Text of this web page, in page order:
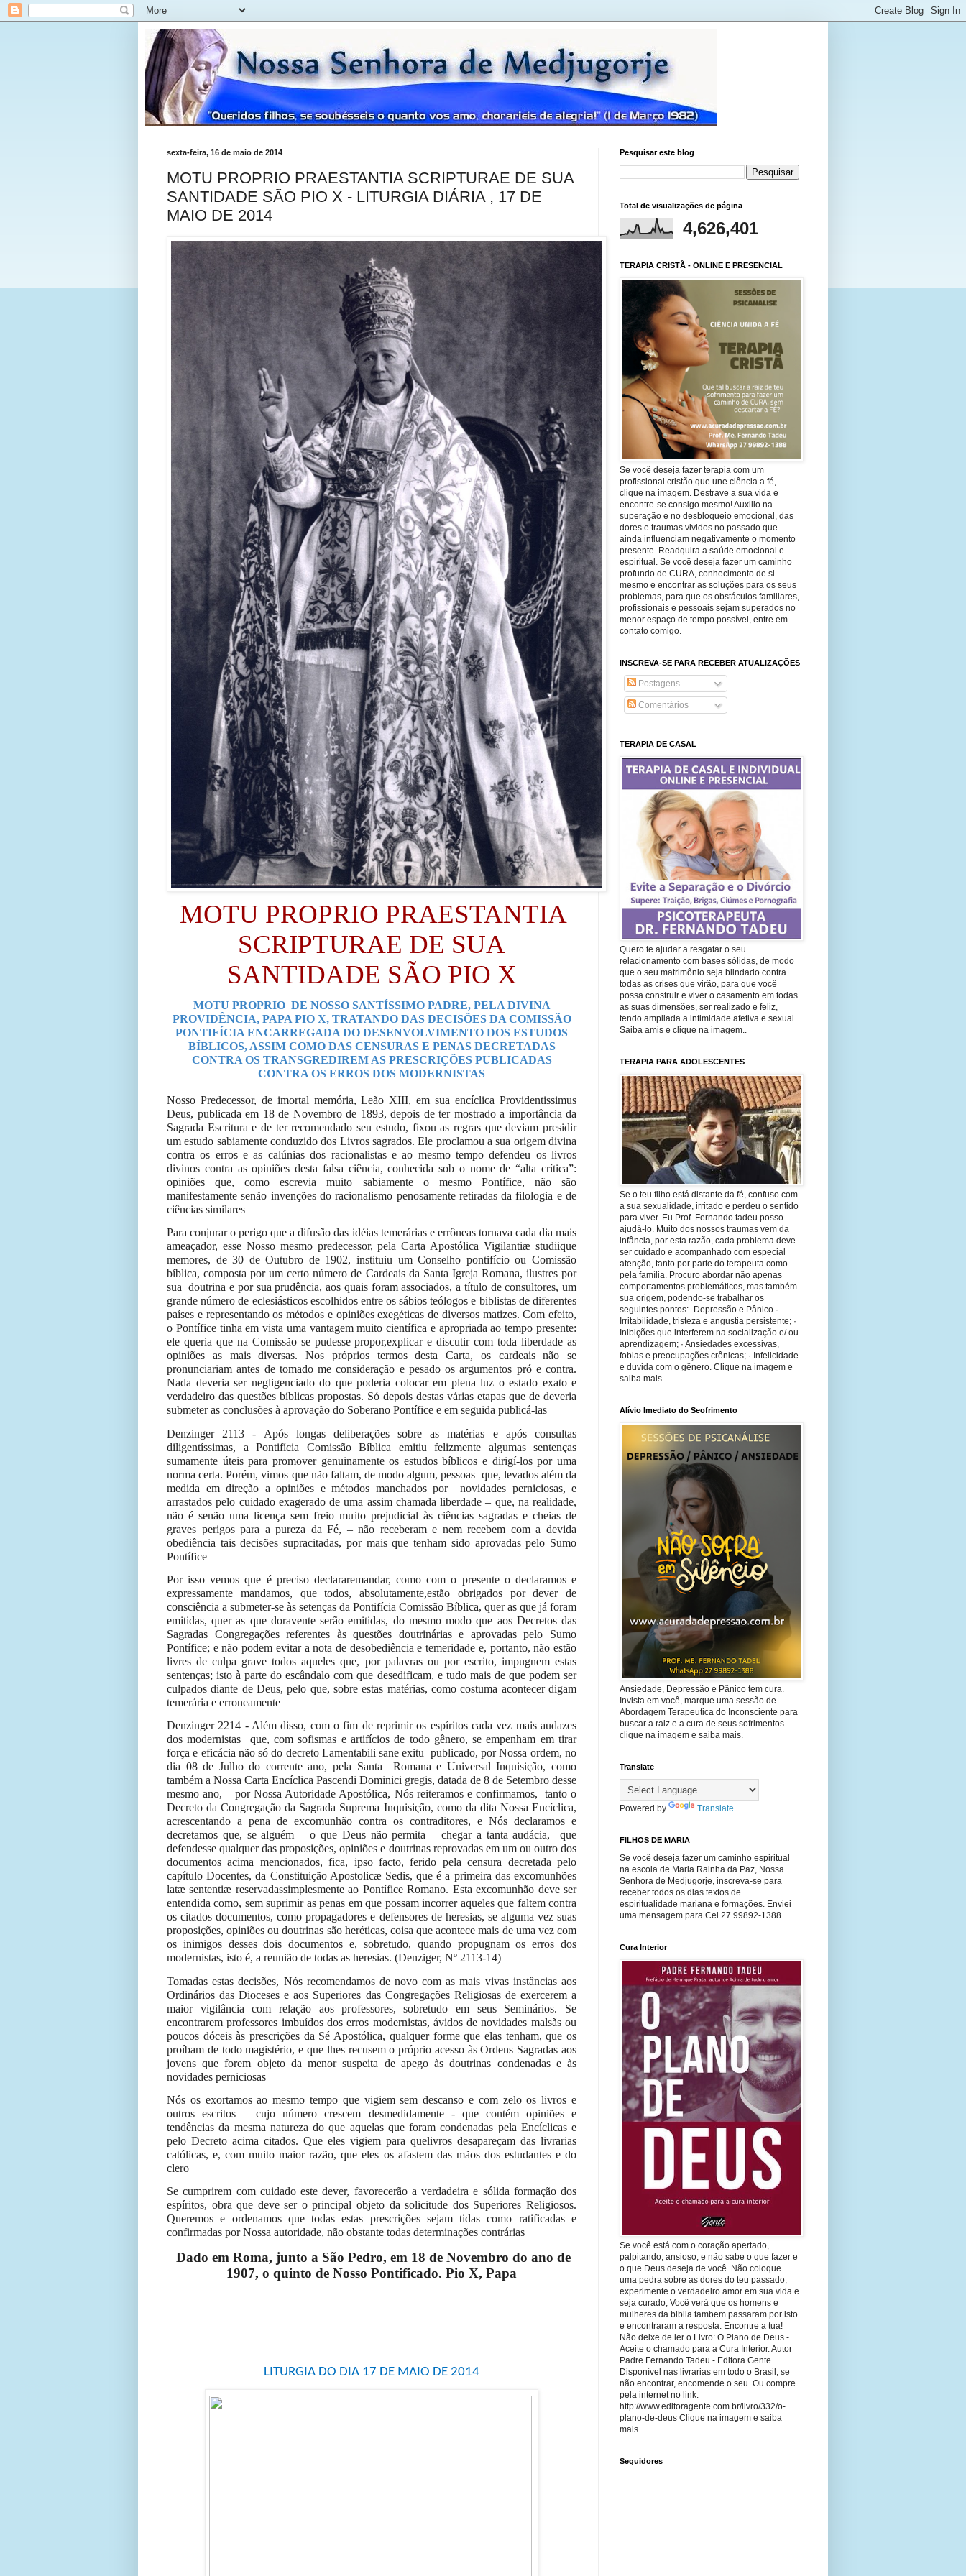
sexta-feira, 16 de maio de 2014
MOTU PROPRIO PRAESTANTIA SCRIPTURAE DE SUA
SANTIDADE SÃO PIO X - LITURGIA DIÁRIA , 17 DE
MAIO DE 2014
MOTU PROPRIO PRAESTANTIA
SCRIPTURAE DE SUA
SANTIDADE SÃO PIO X
MOTU PROPRIO DE NOSSO SANTÍSSIMO PADRE, PELA DIVINA
PROVIDÊNCIA, PAPA PIO X, TRATANDO DAS DECISÕES DA COMISSÃO
PONTIFÍCIA ENCARREGADA DO DESENVOLVIMENTO DOS ESTUDOS
BÍBLICOS, ASSIM COMO DAS CENSURAS E PENAS DECRETADAS
CONTRA OS TRANSGREDIREM AS PRESCRIÇÕES PUBLICADAS
CONTRA OS ERROS DOS MODERNISTAS
Nosso Predecessor, de imortal memória, Leão XIII, em sua encíclica Providentissimus
Deus, publicada em 18 de Novembro de 1893, depois de ter mostrado a importância da
Sagrada Escritura e de ter recomendado seu estudo, fixou as regras que deviam presidir
um estudo sabiamente conduzido dos Livros sagrados. Ele proclamou a sua origem divina
contra os erros e as calúnias dos racionalistas e ao mesmo tempo defendeu os livros
divinos contra as opiniões desta falsa ciência, conhecida sob o nome de “alta crítica”:
opiniões que, como escrevia muito sabiamente o mesmo Pontífice, não são
manifestamente senão invenções do racionalismo penosamente retiradas da filologia e de
ciências similares
Para conjurar o perigo que a difusão das idéias temerárias e errôneas tornava cada dia mais
ameaçador, esse Nosso mesmo predecessor, pela Carta Apostólica Vigilantiæ studiique
memores, de 30 de Outubro de 1902, instituiu um Conselho pontifício ou Comissão
bíblica, composta por um certo número de Cardeais da Santa Igreja Romana, ilustres por
sua
doutrina e por sua prudência, aos quais foram associados, a título de consultores, um
grande número de eclesiásticos escolhidos entre os sábios teólogos e biblistas de diferentes
países e representando os métodos e opiniões exegéticas de diversos matizes. Com efeito,
o Pontífice tinha em vista uma vantagem muito científica e apropriada ao tempo presente:
ele queria que na Comissão se pudesse propor,explicar e discutir com toda liberdade as
opiniões as mais diversas. Nos próprios termos desta Carta, os cardeais não se
pronunciariam antes de tomado me consideração e pesado os argumentos pró e contra.
Nada deveria ser negligenciado do que poderia colocar em plena luz o estado exato e
verdadeiro das questões bíblicas propostas. Só depois destas várias etapas que de deveria
submeter as conclusões à aprovação do Soberano Pontífice e em seguida publicá-las
Denzinger 2113 - Após longas deliberações sobre as matérias e após consultas
diligentíssimas, a Pontifícia Comissão Bíblica emitiu felizmente algumas sentenças
sumamente úteis para promover genuinamente os estudos bíblicos e dirigí-los por uma
norma certa. Porém, vimos que não faltam, de modo algum, pessoas que, levados além da
medida em direção a opiniões e métodos manchados por
novidades perniciosas, e
arrastados pelo cuidado exagerado de uma assim chamada liberdade – que, na realidade,
não é senão uma licença sem freio muito prejudicial às ciências sagradas e cheias de
graves perigos para a pureza da Fé, – não receberam e nem recebem com a devida
obediência tais decisões supracitadas, por mais que tenham sido aprovadas pelo Sumo
Pontífice
Por isso vemos que é preciso declararemandar, como com o presente o declaramos e
expressamente mandamos, que todos, absolutamente,estão obrigados por dever de
consciência a submeter-se às setenças da Pontifícia Comissão Bíblica, quer as que já foram
emitidas, quer as que doravente serão emitidas, do mesmo modo que aos Decretos das
Sagradas Congregações referentes às questões doutrinárias e aprovadas pelo Sumo
Pontífice; e não podem evitar a nota de desobediência e temeridade e, portanto, não estão
livres de culpa grave todos aqueles que, por palavras ou por escrito, impugnem estas
sentenças; isto à parte do escândalo com que desedificam, e tudo mais de que podem ser
culpados diante de Deus, pelo que, sobre estas matérias, como costuma acontecer digam
temerária e erroneamente
Denzinger 2214 - Além disso, com o fim de reprimir os espíritos cada vez mais audazes
dos modernistas
que, com sofismas e artifícios de todo gênero, se empenham em tirar
força e eficácia não só do decreto Lamentabili sane exitu publicado, por Nossa ordem, no
dia 08 de Julho do corrente ano, pela Santa
Romana e Universal Inquisição, como
também a Nossa Carta Encíclica Pascendi Dominici gregis, datada de 8 de Setembro desse
mesmo ano, – por Nossa Autoridade Apostólica, Nós reiteramos e confirmamos,
tanto o
Decreto da Congregação da Sagrada Suprema Inquisição, como da dita Nossa Encíclica,
acrescentando a pena de excomunhão contra os contraditores, e Nós declaramos e
decretamos que, se alguém – o que Deus não permita – chegar a tanta audácia,
que
defendesse qualquer das proposições, opiniões e doutrinas reprovadas em um ou outro dos
documentos acima mencionados, fica, ipso facto, ferido pela censura decretada pelo
capítulo Docentes, da Constituição Apostolicæ Sedis, que é a primeira das excomunhões
latæ sententiæ reservadassimplesmente ao Pontífice Romano. Esta excomunhão deve ser
entendida como, sem suprimir as penas em que possam incorrer aqueles que faltem contra
os citados documentos, como propagadores e defensores de heresias, se alguma vez suas
proposições, opiniões ou doutrinas são heréticas, coisa que acontece mais de uma vez com
os inimigos desses dois documentos e, sobretudo, quando propugnam os erros dos
modernistas, isto é, a reunião de todas as heresias. (Denziger, Nº 2113-14)
Tomadas estas decisões, Nós recomendamos de novo com as mais vivas instâncias aos
Ordinários das Dioceses e aos Superiores das Congregações Religiosas de exercerem a
maior vigilância com relação aos professores, sobretudo em seus Seminários. Se
encontrarem professores imbuídos dos erros modernistas, ávidos de novidades malsãs ou
poucos dóceis às prescrições da Sé Apostólica, qualquer forme que elas tenham, que os
proíbam de todo magistério, e que lhes recusem o próprio acesso às Ordens Sagradas aos
jovens que forem objeto da menor suspeita de apego às doutrinas condenadas e às
novidades perniciosas
Nós os exortamos ao mesmo tempo que vigiem sem descanso e com zelo os livros e
outros escritos – cujo número crescem desmedidamente - que contém opiniões e
tendências da mesma natureza do que aquelas que foram condenadas pela Encíclicas e
pelo Decreto acima citados. Que eles vigiem para quelivros desapareçam das livrarias
católicas, e, com muito maior razão, que eles os afastem das mãos dos estudantes e do
clero
Se cumprirem com cuidado este dever, favorecerão a verdadeira e sólida formação dos
espíritos, obra que deve ser o principal objeto da solicitude dos Superiores Religiosos.
Queremos e ordenamos que todas estas prescrições sejam tidas como ratificadas e
confirmadas por Nossa autoridade, não obstante todas determinações contrárias
Dado em Roma, junto a São Pedro, em 18 de Novembro do ano de
1907, o quinto de Nosso Pontificado. Pio X, Papa
LITURGIA DO DIA 17 DE MAIO DE 2014
Pesquisar este blog
Total de visualizações de página
4,626,401
TERAPIA CRISTÃ - ONLINE E PRESENCIAL
Se você deseja fazer terapia com um
profissional cristão que une ciência a fé,
clique na imagem. Destrave a sua vida e
encontre-se consigo mesmo! Auxilio na
superação e no desbloqueio emocional, das
dores e traumas vividos no passado que
ainda influenciam negativamente o momento
presente. Readquira a saúde emocional e
espiritual. Se você deseja fazer um caminho
profundo de CURA, conhecimento de si
mesmo e encontrar as soluções para os seus
problemas, para que os obstáculos familiares,
profissionais e pessoais sejam superados no
menor espaço de tempo possível, entre em
contato comigo.
INSCREVA-SE PARA RECEBER ATUALIZAÇÕES
Postagens
Comentários
TERAPIA DE CASAL
Quero te ajudar a resgatar o seu
relacionamento com bases sólidas, de modo
que o seu matrimônio seja blindado contra
todas as crises que virão, para que você
possa construir e viver o casamento em todas
as suas dimensões, ser realizado e feliz,
tendo ampliada a intimidade afetiva e sexual.
Saiba amis e clique na imagem..
TERAPIA PARA ADOLESCENTES
Se o teu filho está distante da fé, confuso com
a sua sexualidade, irritado e perdeu o sentido
para viver. Eu Prof. Fernando tadeu posso
ajudá-lo. Muito dos nossos traumas vem da
infância, por esta razão, cada problema deve
ser cuidado e acompanhado com especial
atenção, tanto por parte do terapeuta como
pela família. Procuro abordar não apenas
comportamentos problemáticos, mas também
sua origem, podendo-se trabalhar os
seguintes pontos: -Depressão e Pânico ·
Irritabilidade, tristeza e angustia persistente; ·
Inibições que interferem na socialização e/ ou
aprendizagem; · Ansiedades excessivas,
fobias e preocupações crônicas; · Infelicidade
e duvida com o gênero. Clique na imagem e
saiba mais...
Alívio Imediato do Seofrimento
Ansiedade, Depressão e Pânico tem cura.
Invista em você, marque uma sessão de
Abordagem Terapeutica do Inconsciente para
buscar a raiz e a cura de seus sofrimentos.
clique na imagem e saiba mais.
Translate
Powered by Translate
FILHOS DE MARIA
Se você deseja fazer um caminho espiritual
na escola de Maria Rainha da Paz, Nossa
Senhora de Medjugorje, inscreva-se para
receber todos os dias textos de
espiritualidade mariana e formações. Enviei
uma mensagem para Cel 27 99892-1388
Cura Interior
Se você está com o coração apertado,
palpitando, ansioso, e não sabe o que fazer e
o que Deus deseja de você. Não coloque
uma pedra sobre as dores do teu passado,
experimente o verdadeiro amor em sua vida e
seja curado, Você verá que os homens e
mulheres da biblia tambem passaram por isto
e encontraram a resposta. Encontre a tua!
Não deixe de ler o Livro: O Plano de Deus -
Aceite o chamado para a Cura Interior. Autor
Padre Fernando Tadeu - Editora Gente.
Disponível nas livrarias em todo o Brasil, se
não encontrar, encomende o seu. Ou compre
pela internet no link:
http://www.editoragente.com.br/livro/332/o-
plano-de-deus Clique na imagem e saiba
mais...
Seguidores